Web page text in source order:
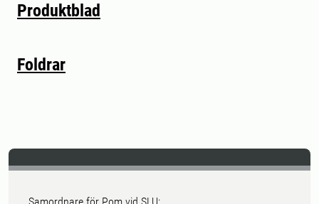
Produktblad
Foldrar